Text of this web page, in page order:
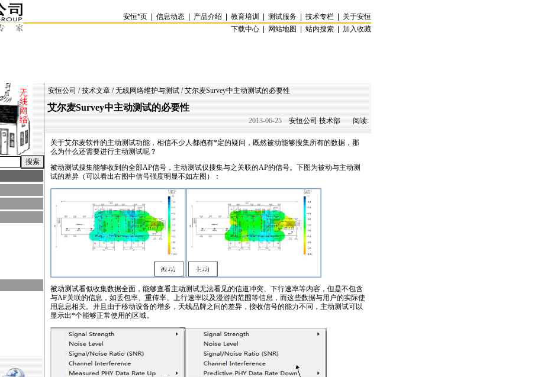
安恒*页 信息动态 产品介绍 教育培训 测试服务 技术专栏
关于安恒
下载中心 |
网站地图 站内搜索 加入收藏
安恒公司 /技术文章 /无线网络维护与测试 / 艾尔麦Survey中主动测试的必要性
艾尔麦Survey中主动测试的必要性
2013-06-25 安恒公司 技术部 阅读:
关于艾尔麦软件的主动测试功能，相信不少人都抱有*定的疑问，既然被动能够搜集所有的数据，那
么为什么还需要进行主动测试呢？
被动测试搜集能够收到的全部AP信号，主动测试仅搜集与之关联的AP的信号。下图为被动与主动测
试的差异（可以看出右图中信号强度明显不如左图）：
被动测试看似收集数据全面，能够查看主动测试无法看见的信道冲突、下行速率等内容，但是不包含
与AP关联的信息，如丢包率、重传率、上行速率以及漫游的范围等信息，而这些数据与用户的实际使
用息息相关。并且由于移动设备的增多，天线品牌之间的差异，接收信号的能力不同，主动测试可以
显示出*个能够正常使用的区域。